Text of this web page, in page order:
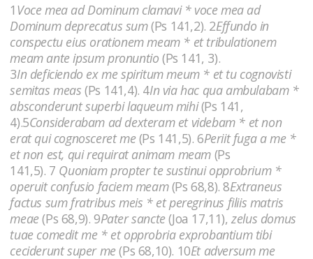
1 Voce mea ad Dominum clamavi * voce mea ad
Dominum deprecatus sum(Ps 141,2). 2Effundo in
conspectu eius orationem meam * et tribulationem
meam ante ipsum pronuntio (Ps 141, 3).
3In deficiendo ex me spiritum meum * et tu cognovisti
semitas meas(Ps 141,4). 4In via hac qua ambulabam *
absconderunt superbi laqueum mihi(Ps 141,
4).5Considerabam ad dexteram et videbam * et non
erat qui cognosceret me(Ps 141,5). 6Periit fuga a me *
et non est, qui requirat animam meam (Ps
141,5). 7 Quoniam propter te sustinui opprobrium *
operuit confusio faciem meam(Ps 68,8). 8Extraneus
factus sum fratribus meis * et peregrinus filiis matris
meae(Ps 68,9). 9Pater sancte(Joa 17,11),zelus domus
tuae comedit me * et opprobria exprobantium tibi
ceciderunt super me(Ps 68,10). 10Et adversum me